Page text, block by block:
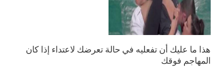
هذا ما عليك أن تفعليه في حالة تعرضك لاعتداء إذا كان
المهاجم فوقك